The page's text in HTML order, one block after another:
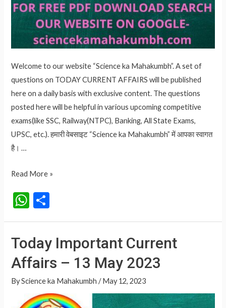
Welcome to our website “Science ka Mahakumbh”. A set of
questions on TODAY CURRENT AFFAIRS will be published
here on a daily basis with exclusive content. The questions
posted here will be helpful in various upcoming competitive
exams(like SSC, Railway(NTPC), Banking, All State Exams,
UPSC, etc.). हमारी वेबसाइट “Science ka Mahakumbh” में आपका स्वागत
है। …
14
2023
In
Hindi
Read More »
W
h
at
s
A
p
p
h
ar
e
Today Important Current
Affairs – 13 May 2023
ByScience ka Mahakumbh /May 12, 2023